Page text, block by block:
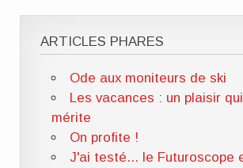
ARTICLES PHARES
Ode aux moniteurs de ski
Les vacances : un plaisir
mérite
On profite !
J'ai testé... le Futuroscope